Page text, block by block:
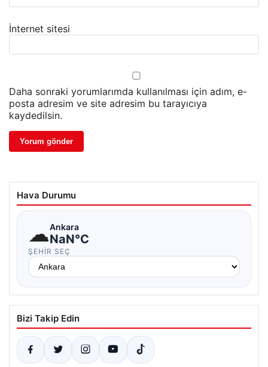
İnternet sitesi
Daha sonraki yorumlarımda kullanılması için adım, e-
posta adresim ve site adresim bu tarayıcıya
kaydedilsin.
Hava Durumu
☁Ankara
NaN°C
ŞEHIR SEÇ
Bizi Takip Edin